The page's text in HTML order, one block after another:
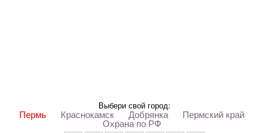
Выбери свой город:
Пермь Краснокамск Добрянка Пермский край
Охрана по РФ